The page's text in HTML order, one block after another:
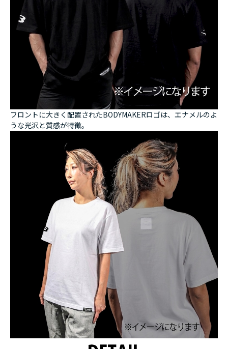
フロントに大きく配置されたBODYMAKERロゴは、エナメルのよ
うな光沢と質感が特徴。